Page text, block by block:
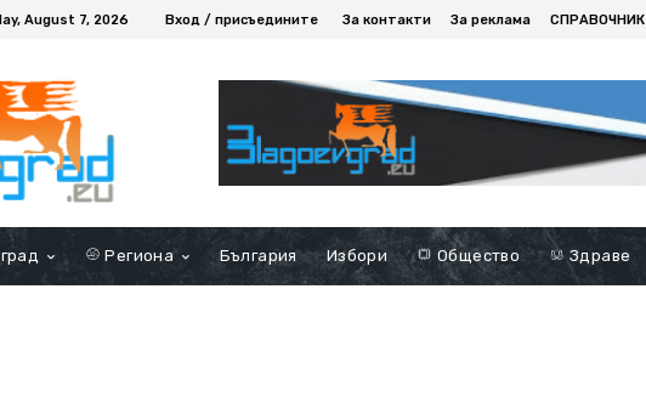
August 7, 2026 Вход / присъедините За контакти За реклама СПРАВОЧНИК
Региона България Избори Общество Здраве